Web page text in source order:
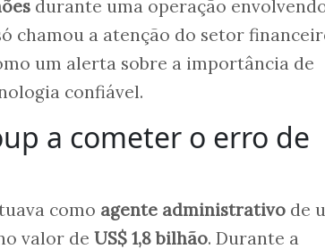
durante uma operação
chamou a atenção do setor
um alerta sobre a importância de
confiável.
a cometer o erro de
como agente administrativo de
valor de US$ 1,8 bilhão. Durante a